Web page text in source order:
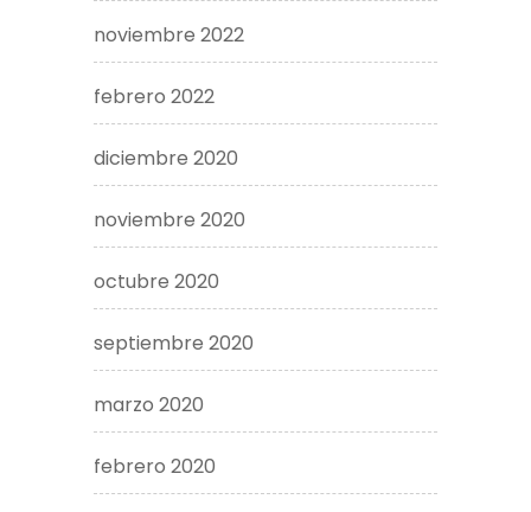
noviembre 2022
febrero 2022
diciembre 2020
noviembre 2020
octubre 2020
septiembre 2020
marzo 2020
febrero 2020